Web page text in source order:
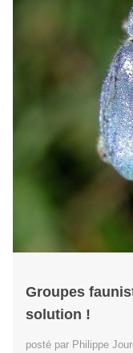
Groupes
solution !
posté par Philippe